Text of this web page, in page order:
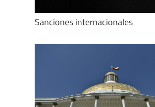
Sanciones internacionales